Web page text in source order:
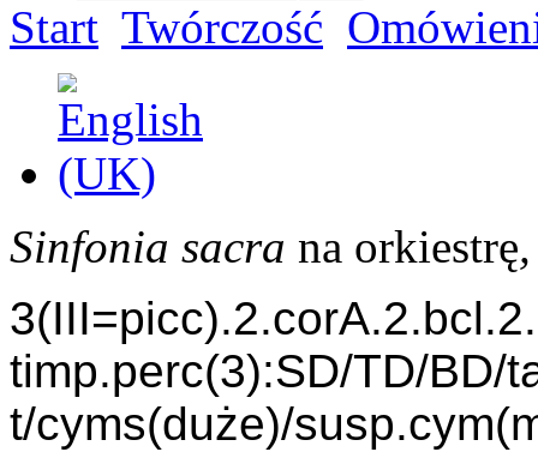
Start Twórczość
Sinfonia sacra na orkiestrę
timp.perc(3):SD/TD/BD/
t/cyms(duże)/